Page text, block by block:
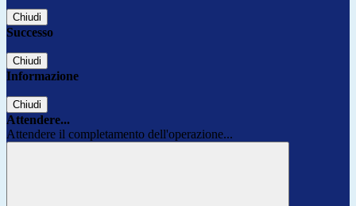
Chiudi
Successo
Chiudi
Informazione
Chiudi
Attendere...
Attendere il completamento dell'operazione...